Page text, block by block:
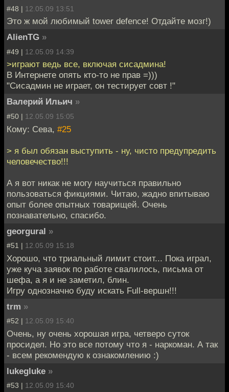
#48 | 12.05.09 13:51
Это ж мой любимый tower defence! Отдайте мозг!)
AlienTG »
#49 | 12.05.09 14:39
>играют ведь все, включая сисадмина!
В Интернете опять кто-то не прав =)))
"Сисадмин не играет, он тестирует совт !"
Валерий Ильич »
#50 | 12.05.09 15:05
Кому: Сева, #25
> я был обязан выступить - ну, чисто предупредить
человечество!!!
А я вот никак не могу научиться правильно
пользоваться фикциями. Читаю, жадно впитываю
опыт более опытных товарищей. Очень
познавательно, спасибо.
georgural »
#51 | 12.05.09 15:18
Хорошо, что триальный лимит стоит... Пока играл,
уже куча заявок по работе свалилось, письма от
шефа, а я и не заметил, блин.
Игру однозначно буду искать Full-вершн!!!
trm »
#52 | 12.05.09 15:40
Очень, ну очень хорошая игра, четверо суток
просидел. Но это все потому что я - наркоман. А так
- всем рекомендую к ознакомлению :)
lukegluke »
#53 | 12.05.09 15:40